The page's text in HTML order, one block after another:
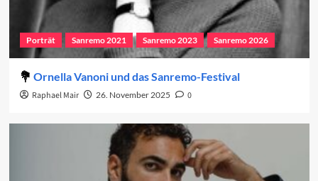
Porträt Sanremo 2021 Sanremo 2023 Sanremo 2026
Ornella Vanoni und das Sanremo-Festival
Raphael Mair 26. November 2025 0